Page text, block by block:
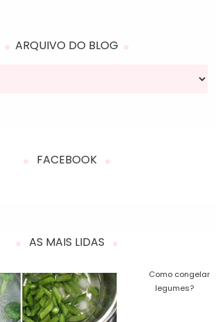
ARQUIVO DO BLOG
FACEBOOK
AS MAIS LIDAS
Como congelar
legumes?